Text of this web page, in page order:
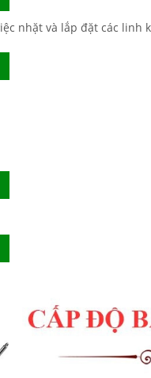
nhặt và lắp đặt các linh